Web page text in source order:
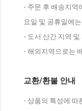
- 주문 후 배송지역
요일 및 공휴일에
- 도서 산간 지역
- 해외지역으로는
교환/환불 안내
- 상품의 특성에 따